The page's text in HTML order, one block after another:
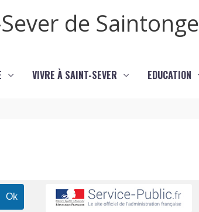
de Saintonge
VIVRE À SAINT-SEVER EDUCATION